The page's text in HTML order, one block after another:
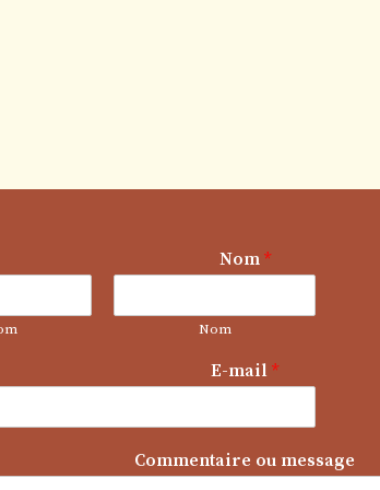
Nom *
Nom
E-mail *
o
Commentaire ou message